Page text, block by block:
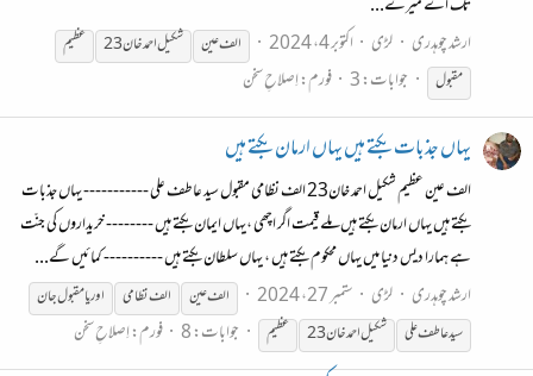
تک اے میرے...
ارشد چوہدری
لڑی اکتوبر 4، 2024 الف عین شکیل احمد خان23
عظیم
مقبول
جوابات: 3 فورم:اِصلاحِ سخن
یہاں جذبات بکتے ہیں یہاں ارمان بکتے ہیں
الف عین عظیم شکیل احمد خان23 الف نظامی مقبول سید عاطف علی ----------- یہاں جذبات
بکتے ہیں یہاں ارمان بکتے ہیں ملے قیمت اگر اچھی ،یہاں ایمان بکتے ہیں -------- خریداروں کی جنّت
ہے ہمارا دیس دنیا میں یہاں محکوم بکتے ہیں ، یہاں سلطان بکتے ہیں ---------- کمائیں گے...
ارشد چوہدری
لڑی ستمبر 27، 2024 الف عین الف نظامی
اوریا مقبول جان
سید عاطف علی
شکیل احمد خان23 عظیم جوابات: 8 فورم:اِصلاحِ سخن